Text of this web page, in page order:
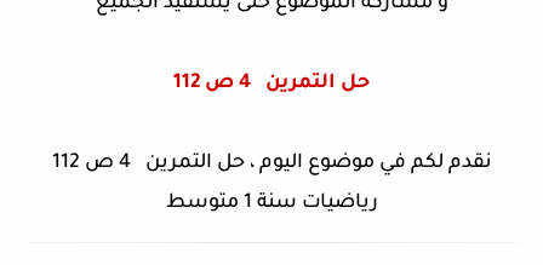
حل التمرين
نقدم لكم في موضوع اليوم ، حل التمرين 4 ص 112
رياضيات سنة 1 متوسط